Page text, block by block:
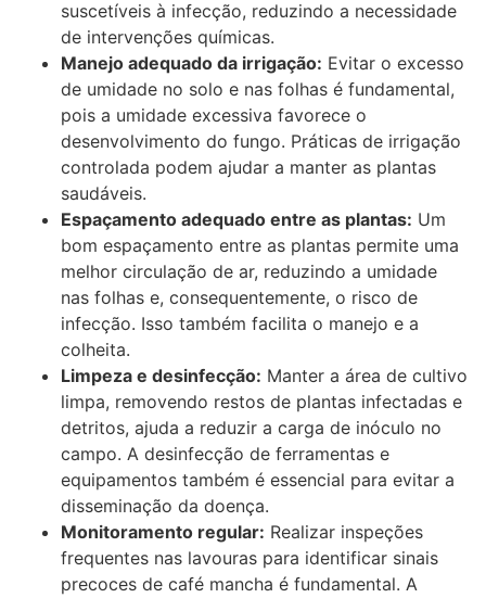
suscetíveis à infecção, reduzindo a necessidade
de intervenções químicas.
Manejo adequado da irrigação: Evitar o excesso
de umidade no solo e nas folhas é fundamental,
pois a umidade excessiva favorece o
desenvolvimento do fungo. Práticas de irrigação
controlada podem ajudar a manter as plantas
saudáveis.
Espaçamento adequado entre as plantas: Um
bom espaçamento entre as plantas permite uma
melhor circulação de ar, reduzindo a umidade
nas folhas e, consequentemente, o risco de
infecção. Isso também facilita o manejo e a
colheita.
Limpeza e desinfecção: Manter a área de cultivo
limpa, removendo restos de plantas infectadas e
detritos, ajuda a reduzir a carga de inóculo no
campo. A desinfecção de ferramentas e
equipamentos também é essencial para evitar a
disseminação da doença.
Monitoramento regular: Realizar inspeções
frequentes nas lavouras para identificar sinais
precoces de café mancha é fundamental. A